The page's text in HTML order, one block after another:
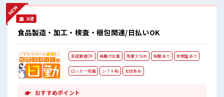
事に集中♪ 残業はほとんどありません！
派遣
食品製造・加工・検査・梱包関連/日払いOK
未経験者OK 長期の仕事 残業少なめ 制服あり 休憩室あり
ロッカー完備 シフト制 女性多め
おすすめポイント